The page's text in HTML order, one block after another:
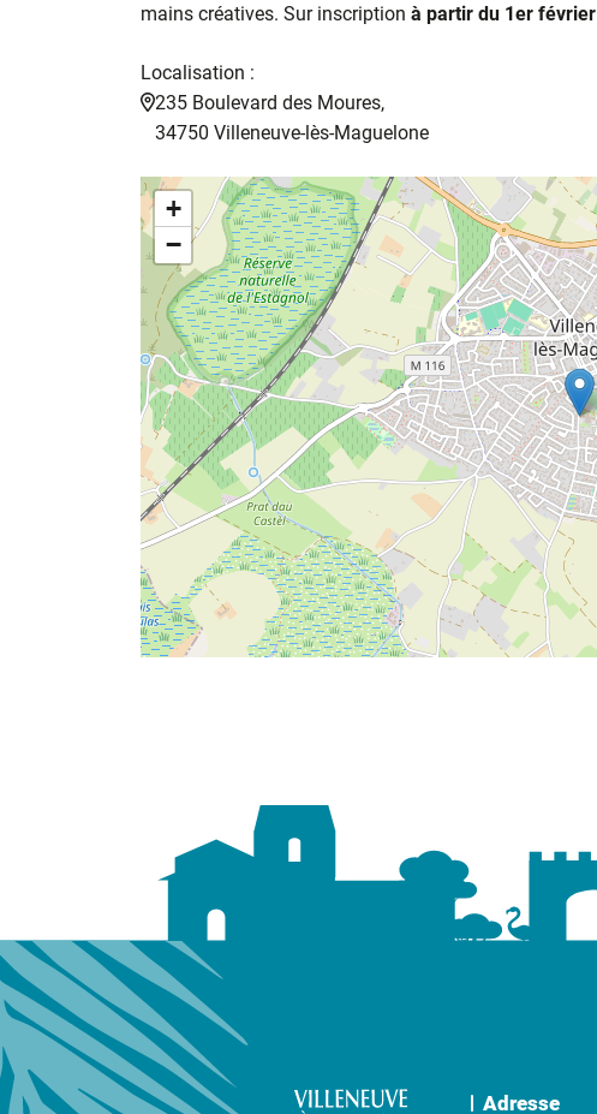
mains créatives. Sur inscription à partir du 1er février
Localisation :
235 Boulevard des Moures,
34750 Villeneuve-lès-Maguelone
+
−
Adresse